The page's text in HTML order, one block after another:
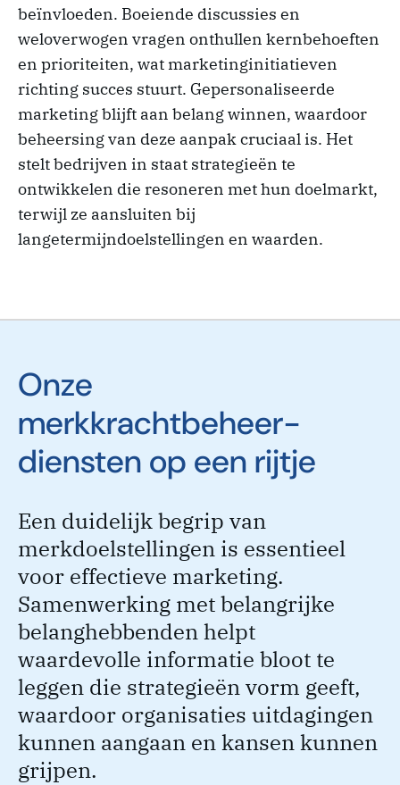
beïnvloeden. Boeiende discussies en
weloverwogen vragen onthullen kernbehoeften
en prioriteiten, wat marketinginitiatieven
richting succes stuurt. Gepersonaliseerde
marketing blijft aan belang winnen, waardoor
beheersing van deze aanpak cruciaal is. Het
stelt bedrijven in staat strategieën te
ontwikkelen die resoneren met hun doelmarkt,
terwijl ze aansluiten bij
langetermijndoelstellingen en waarden.
Onze
merkkrachtbeheer-
diensten op een rijtje
Een duidelijk begrip van
merkdoelstellingen is essentieel
voor effectieve marketing.
Samenwerking met belangrijke
belanghebbenden helpt
waardevolle informatie bloot te
leggen die strategieën vorm geeft,
waardoor organisaties uitdagingen
kunnen aangaan en kansen kunnen
grijpen.